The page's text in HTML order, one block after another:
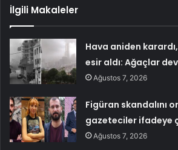
İlgili Makaleler
Hava aniden
esir aldı: Ağaçlar
Ağustos 7, 2026
Figüran skandalını
gazeteciler ifadeye
Ağustos 7, 2026